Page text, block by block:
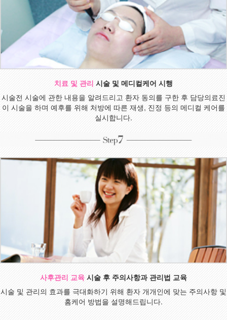
치료 및 관리 시술 및 메디컬케어 시행
시술전 시술에 관한 내용을 알려드리고 환자 동의를 구한 후 담당의료진
이 시술을 하며 예후를 위해 처방에 따른 재생, 진정 등의 메디컬 케어를
실시합니다.
사후관리 교육 시술 후 주의사항과 관리법 교육
시술 및 관리의 효과를 극대화하기 위해 환자 개개인에 맞는 주의사항 및
홈케어 방법을 설명해드립니다.